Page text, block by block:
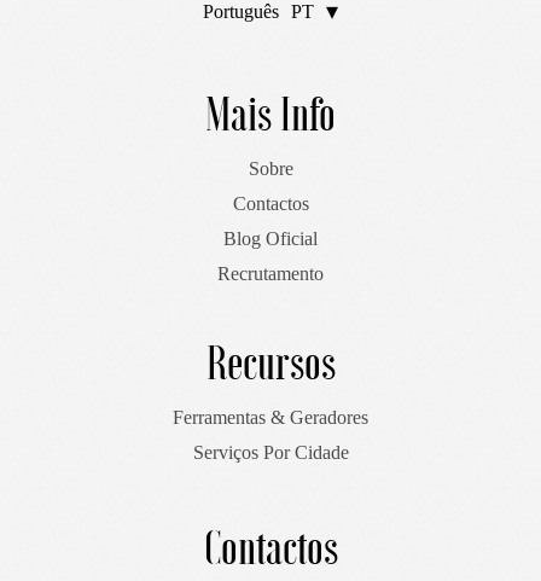
Português PT
English EN
Mais Info
Sobre
Contactos
Blog Oficial
Recrutamento
Recursos
Ferramentas & Geradores
Serviços Por Cidade
Contactos